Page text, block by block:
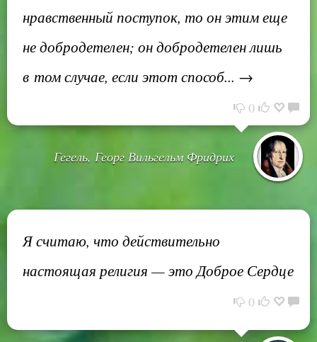
нравственный поступок, то он этим еще
не добродетелен; он добродетелен лишь
в том случае, если этот способ... →
0
Гегель, Георг Вильгельм Фридрих
Я считаю, что действительно
настоящая религия — это Доброе Сердце
0